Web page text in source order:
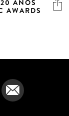
AÑOS
AWARDS